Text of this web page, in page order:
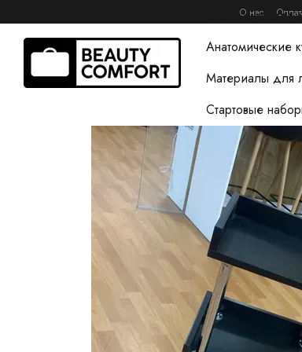
О нас
Книги
Анатомические
Материалы для
Стартовые